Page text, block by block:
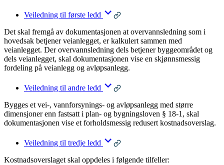
Veiledning til første ledd
Det skal fremgå av dokumentasjonen at overvannsledning som i
hovedsak betjener veianlegget, er kalkulert sammen med
veianlegget. Der overvannsledning dels betjener byggeområdet og
dels veianlegget, skal dokumentasjonen vise en skjønnsmessig
fordeling på veianlegg og avløpsanlegg.
Veiledning til andre ledd
Bygges et vei-, vannforsynings- og avløpsanlegg med større
dimensjoner enn fastsatt i plan- og bygningsloven § 18-1, skal
dokumentasjonen vise et forholdsmessig redusert kostnadsoverslag.
Veiledning til tredje ledd
Kostnadsoverslaget skal oppdeles i følgende tilfeller: